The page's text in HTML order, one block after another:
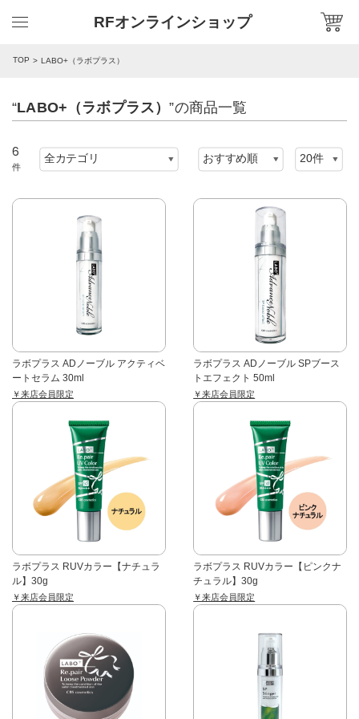
RFオンラインショップ
TOP LABO+（ラボプラス）
“LABO+（ラボプラス）”の商品一覧
6
件
ラボプラス ADノーブル アクティベ
ートセラム 30ml
￥来店会員限定
ラボプラス ADノーブル SPブース
トエフェクト 50ml
￥来店会員限定
ラボプラス RUVカラー【ナチュラ
ル】30g
￥来店会員限定
ラボプラス RUVカラー【ピンクナ
チュラル】30g
￥来店会員限定